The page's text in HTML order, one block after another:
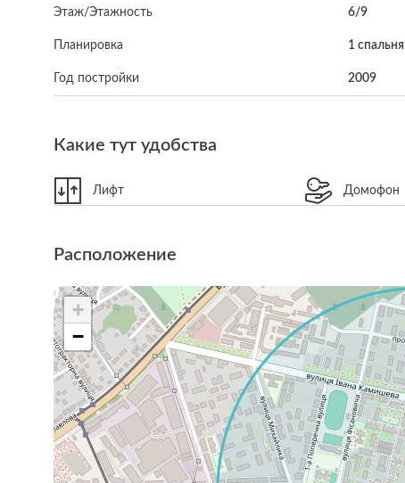
Этаж/Этажность 6/9
Планировка 1 спальня
Год постройки 2009
Какие тут удобства
Лифт Домофон
Расположение
+
−